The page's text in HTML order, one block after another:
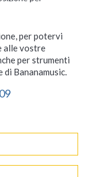
per potervi
alle vostre
per strumenti
Bananamusic.